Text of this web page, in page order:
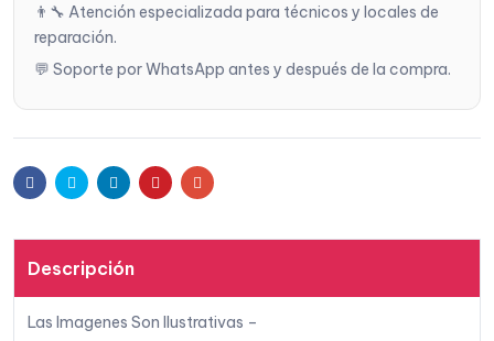
👨‍🔧 Atención especializada para técnicos y locales de
reparación.
💬 Soporte por WhatsApp antes y después de la compra.
FacebookTwitter LinkedinPinterestEmail
Descripción
Las Imagenes Son Ilustrativas –